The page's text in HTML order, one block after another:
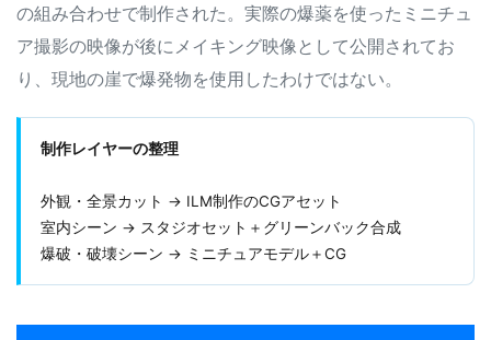
の組み合わせで制作された。実際の爆薬を使ったミニチュ
ア撮影の映像が後にメイキング映像として公開されてお
り、現地の崖で爆発物を使用したわけではない。
制作レイヤーの整理
外観・全景カット → ILM制作のCGアセット
室内シーン → スタジオセット＋グリーンバック合成
爆破・破壊シーン → ミニチュアモデル＋CG